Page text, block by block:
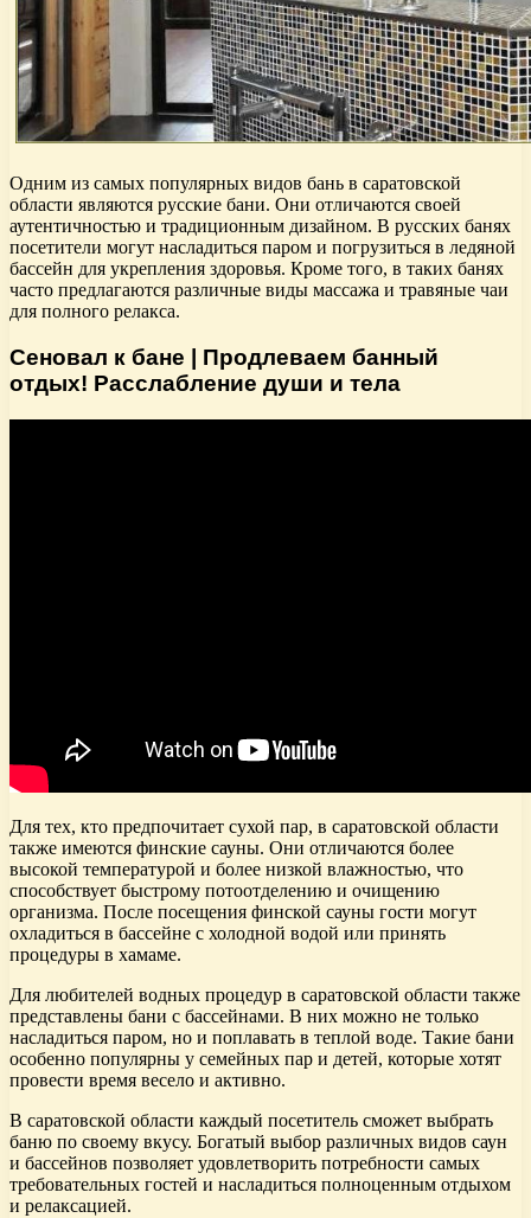
Одним из самых популярных видов бань в саратовской
области являются русские бани. Они отличаются своей
аутентичностью и традиционным дизайном. В русских банях
посетители могут насладиться паром и погрузиться в ледяной
бассейн для укрепления здоровья. Кроме того, в таких банях
часто предлагаются различные виды массажа и травяные чаи
для полного релакса.
Сеновал к бане | Продлеваем банный
отдых! Расслабление души и тела
Для тех, кто предпочитает сухой пар, в саратовской области
также имеются финские сауны. Они отличаются более
высокой температурой и более низкой влажностью, что
способствует быстрому потоотделению и очищению
организма. После посещения финской сауны гости могут
охладиться в бассейне с холодной водой или принять
процедуры в хамаме.
Для любителей водных процедур в саратовской области также
представлены бани с бассейнами. В них можно не только
насладиться паром, но и поплавать в теплой воде. Такие бани
особенно популярны у семейных пар и детей, которые хотят
провести время весело и активно.
В саратовской области каждый посетитель сможет выбрать
баню по своему вкусу. Богатый выбор различных видов саун
и бассейнов позволяет удовлетворить потребности самых
требовательных гостей и насладиться полноценным отдыхом
и релаксацией.